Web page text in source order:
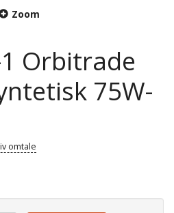
Zoom
Orbitrade
75W-
omtale